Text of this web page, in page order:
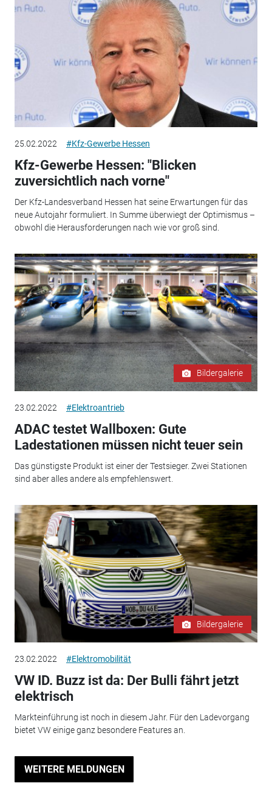
25.02.2022 #Kfz-Gewerbe Hessen
Kfz-Gewerbe Hessen: "Blicken
zuversichtlich nach vorne"
Der Kfz-Landesverband Hessen hat seine Erwartungen für das
neue Autojahr formuliert. In Summe überwiegt der Optimismus –
obwohl die Herausforderungen nach wie vor groß sind.
Bildergalerie
23.02.2022 #Elektroantrieb
ADAC testet Wallboxen: Gute
Ladestationen müssen nicht teuer sein
Das günstigste Produkt ist einer der Testsieger. Zwei Stationen
sind aber alles andere als empfehlenswert.
Bildergalerie
23.02.2022 #Elektromobilität
VW ID. Buzz ist da: Der Bulli fährt jetzt
elektrisch
Markteinführung ist noch in diesem Jahr. Für den Ladevorgang
bietet VW einige ganz besondere Features an.
WEITERE MELDUNGEN